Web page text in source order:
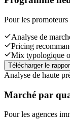
Pour les
Analyse de
Pricing
Mix typologique
Télécharger le
Analyse de haute
Marché par
Pour les agences